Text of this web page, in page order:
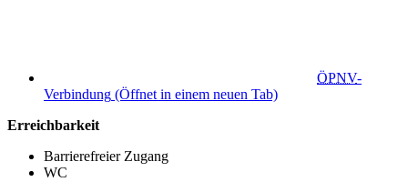
ÖPNV-
Verbindung (Öffnet in einem neuen Tab)
Erreichbarkeit
Barrierefreier Zugang
WC